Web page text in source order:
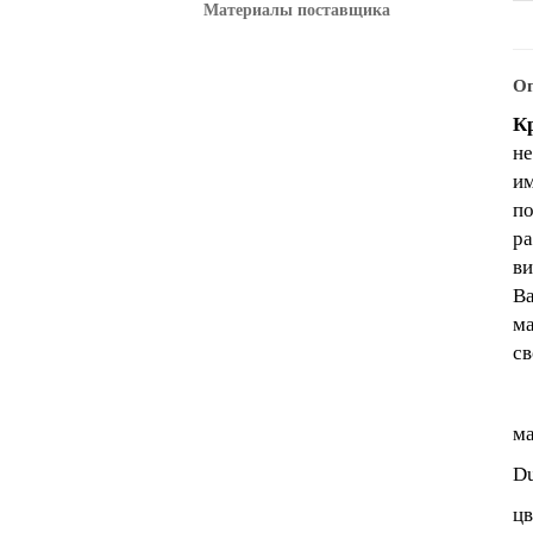
Материалы поставщика